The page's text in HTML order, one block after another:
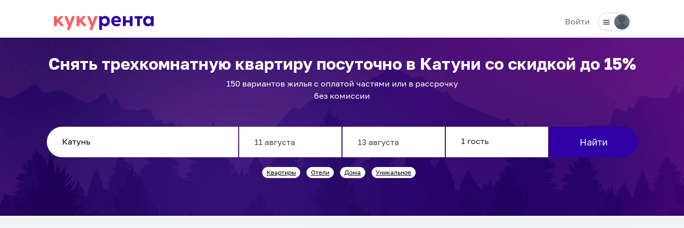
Войти
Снять трехкомнатную квартиру посуточно в Катуни со скидкой до 15%
150 вариантовжилья с оплатой частями или в рассрочку
без комиссии
forward
backward
Найти
Квартиры Отели Дома Уникальное